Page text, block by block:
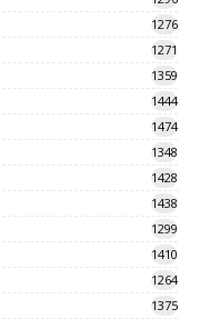
1276
1271
1359
1444
1474
1348
1428
1438
1299
1410
1264
1375